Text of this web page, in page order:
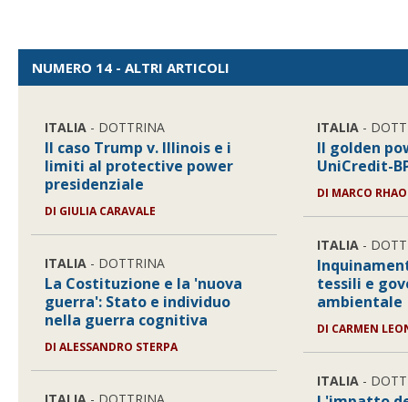
NUMERO 14 - ALTRI ARTICOLI
ITALIA - DOTTRINA
Il caso Trump v. Illinois e i
limiti al protective power
presidenziale
DI GIULIA CARAVALE
ITALIA - DOTTRINA
La Costituzione e la 'nuova
guerra': Stato e individuo
nella guerra cognitiva
DIALESSANDRO STERPA
ITALIA -
Il golden
UniCredit-
DI MARCO RHAO
ITALIA -
tessili e
ambientale
DI CARMEN
ITALIA -